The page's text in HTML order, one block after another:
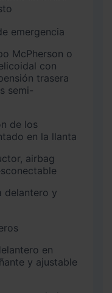
emergencia
con
trasera
semi-
en la llanta
y ajustable